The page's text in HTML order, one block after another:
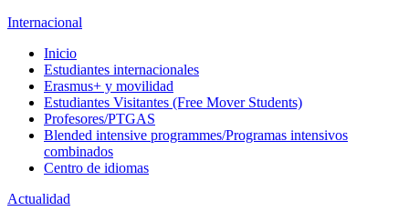
Internacional
Inicio
Estudiantes internacionales
Erasmus+ y movilidad
Estudiantes Visitantes (Free Mover Students)
Profesores/PTGAS
Blended intensive programmes/Programas intensivos
combinados
Centro de idiomas
Actualidad